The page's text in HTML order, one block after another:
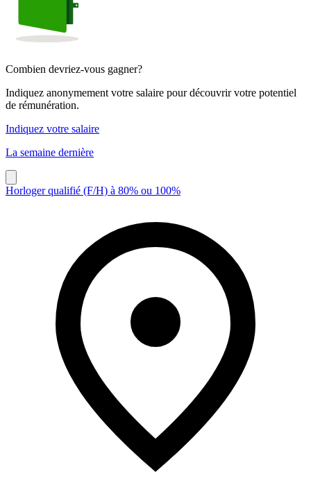
Combien devriez-vous gagner?
Indiquez anonymement votre salaire pour découvrir votre potentiel
de rémunération.
Indiquez votre salaire
La semaine dernière
Horloger qualifié (F/H) à 80% ou 100%